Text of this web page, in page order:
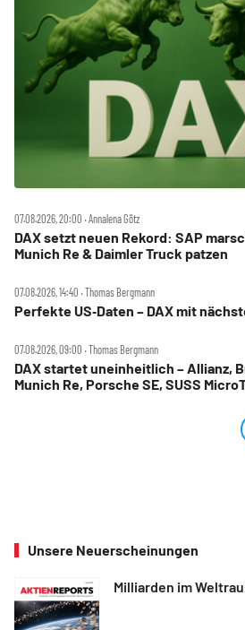
07.08.2026, 20:00 ‧ Annalena Götz
DAX setzt neuen Rekord: SAP
Munich Re & Daimler Truck patzen
07.08.2026, 14:40 ‧ Thomas Bergmann
Perfekte US‑Daten – DAX mit
07.08.2026, 09:00 ‧ Thomas Bergmann
DAX startet uneinheitlich – Allianz,
Munich Re, Porsche SE, SUSS
Unsere Neuerscheinungen
Milliarden im